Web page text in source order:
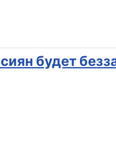
будет